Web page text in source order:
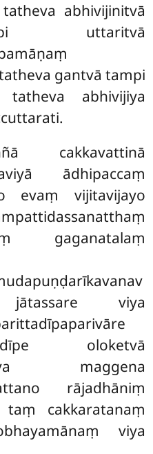
abhivijinitvā
uttaritvā
gantvā tampi
tatheva abhivijiya
cakkavattinā
ādhipaccaṃ
evaṃ vijitavijayo
gaganatalaṃ
viya
oloketvā
maggena
rājadhāniṃ
taṃ cakkaratanaṃ
viya